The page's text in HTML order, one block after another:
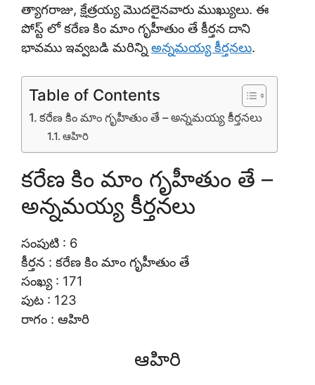
త్యాగరాజు, క్షేత్రయ్య మొదలైనవారు ముఖ్యులు. ఈ
పోస్ట్ లో కరేణ కిం మాం గృహీతుం తే కీర్తన దాని
భావము ఇవ్వబడి మరిన్ని అన్నమయ్య కీర్తనలు.
Table of Contents
కరేణ కిం మాం గృహీతుం తే – అన్నమయ్య కీర్తనలు
ఆహిరి
కరేణ కిం మాం గృహీతుం తే –
అన్నమయ్య కీర్తనలు
సంపుటి : 6
కీర్తన : కరేణ కిం మాం గృహీతుం తే
సంఖ్య : 171
పుట : 123
రాగం : ఆహిరి
ఆహిరి